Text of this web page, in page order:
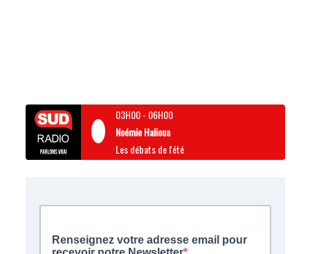
03H00- 06H00
Noémie Halioua
Les débats de l'été